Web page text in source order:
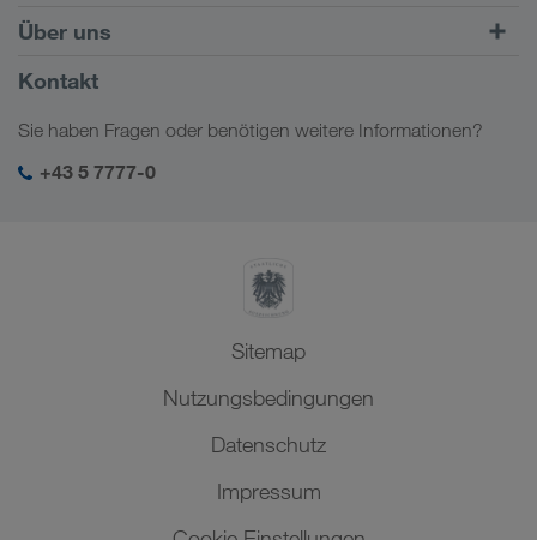
Kundenportal CONNECT
Digitale Lösungen
Branchenlösungen
Europa
Kaukasus
Zentralasien
Naher Osten
Über uns
Firmeninformation
Soziale Verantwortung
SHEQ-Management
Kontakt
Sie haben Fragen oder benötigen weitere Informationen?
+43 5 7777-0
Sitemap
Nutzungsbedingungen
Datenschutz
Impressum